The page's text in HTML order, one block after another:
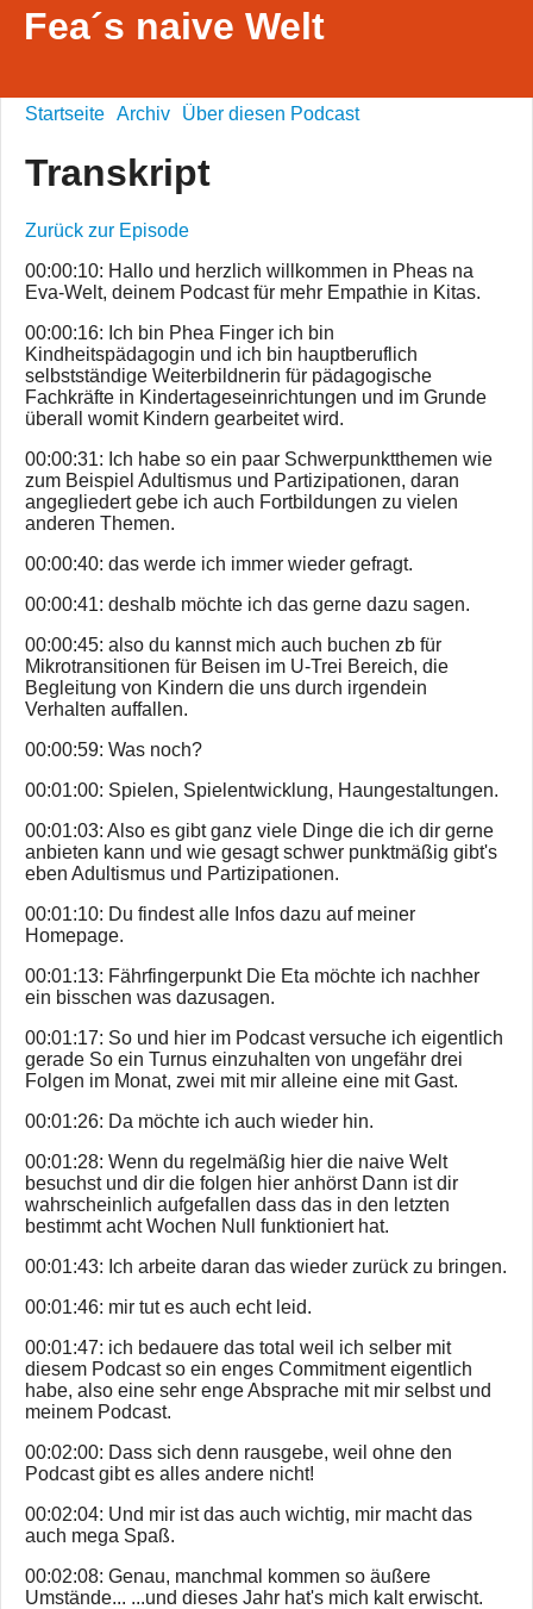
Fea´s naive Welt
Startseite Archiv Über diesen Podcast
Transkript
Zurück zur Episode
00:00:10: Hallo und herzlich willkommen in Pheas na
Eva-Welt, deinem Podcast für mehr Empathie in Kitas.
00:00:16: Ich bin Phea Finger ich bin
Kindheitspädagogin und ich bin hauptberuflich
selbstständige Weiterbildnerin für pädagogische
Fachkräfte in Kindertageseinrichtungen und im Grunde
überall womit Kindern gearbeitet wird.
00:00:31: Ich habe so ein paar Schwerpunktthemen wie
zum Beispiel Adultismus und Partizipationen, daran
angegliedert gebe ich auch Fortbildungen zu vielen
anderen Themen.
00:00:40: das werde ich immer wieder gefragt.
00:00:41: deshalb möchte ich das gerne dazu sagen.
00:00:45: also du kannst mich auch buchen zb für
Mikrotransitionen für Beisen im U-Trei Bereich, die
Begleitung von Kindern die uns durch irgendein
Verhalten auffallen.
00:00:59: Was noch?
00:01:00: Spielen, Spielentwicklung, Haungestaltungen.
00:01:03: Also es gibt ganz viele Dinge die ich dir gerne
anbieten kann und wie gesagt schwer punktmäßig gibt's
eben Adultismus und Partizipationen.
00:01:10: Du findest alle Infos dazu auf meiner
Homepage.
00:01:13: Fährfingerpunkt Die Eta möchte ich nachher
ein bisschen was dazusagen.
00:01:17: So und hier im Podcast versuche ich eigentlich
gerade So ein Turnus einzuhalten von ungefähr drei
Folgen im Monat, zwei mit mir alleine eine mit Gast.
00:01:26: Da möchte ich auch wieder hin.
00:01:28: Wenn du regelmäßig hier die naive Welt
besuchst und dir die folgen hier anhörst Dann ist dir
wahrscheinlich aufgefallen dass das in den letzten
bestimmt acht Wochen Null funktioniert hat.
00:01:43: Ich arbeite daran das wieder zurück zu bringen.
00:01:46: mir tut es auch echt leid.
00:01:47: ich bedauere das total weil ich selber mit
diesem Podcast so ein enges Commitment eigentlich
habe, also eine sehr enge Absprache mit mir selbst und
meinem Podcast.
00:02:00: Dass sich denn rausgebe, weil ohne den
Podcast gibt es alles andere nicht!
00:02:04: Und mir ist das auch wichtig, mir macht das
auch mega Spaß.
00:02:08: Genau, manchmal kommen so äußere
Umstände... ...und dieses Jahr hat's mich kalt erwischt.